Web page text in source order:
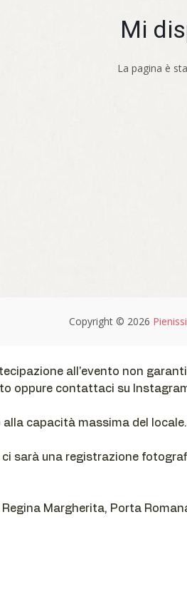
all'evento non
oppure contattaci su
capacità massima del
ci sarà una registrazione
Margherita, Porta